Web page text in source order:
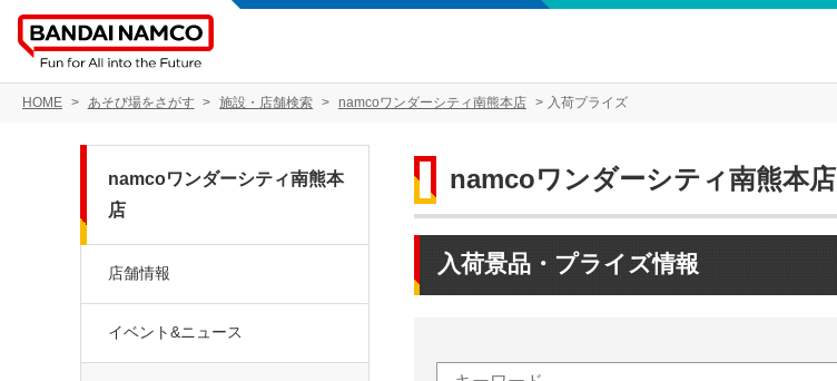
HOME あそび場をさがす 施設・店舗検索 namcoワンダーシティ南熊本店 入荷プライズ
namcoワンダーシティ南熊本店
入荷景品・プライズ情報
namcoワンダーシティ南熊本
店
店舗情報
イベント&ニュース